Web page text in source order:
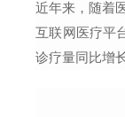
近年来，随着
互联网医疗平
诊疗量同比增